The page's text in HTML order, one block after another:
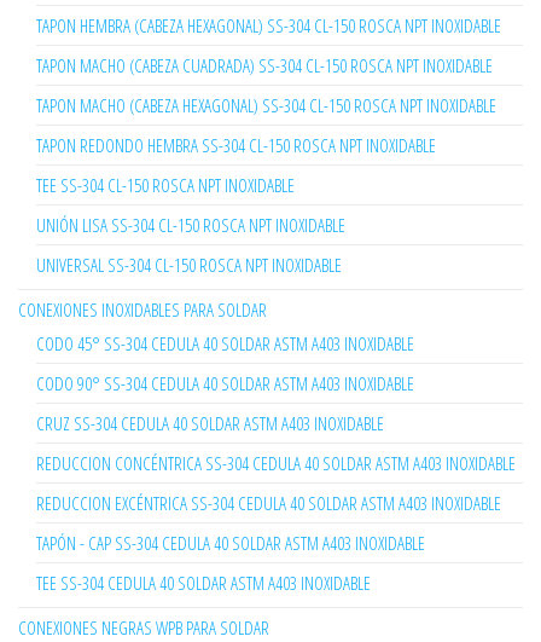
TAPON HEMBRA (CABEZA HEXAGONAL) SS-304 CL-150 ROSCA NPT INOXIDABLE
TAPON MACHO (CABEZA CUADRADA) SS-304 CL-150 ROSCA NPT INOXIDABLE
TAPON MACHO (CABEZA HEXAGONAL) SS-304 CL-150 ROSCA NPT INOXIDABLE
TAPON REDONDO HEMBRA SS-304 CL-150 ROSCA NPT INOXIDABLE
TEE SS-304 CL-150 ROSCA NPT INOXIDABLE
UNIÓN LISA SS-304 CL-150 ROSCA NPT INOXIDABLE
UNIVERSAL SS-304 CL-150 ROSCA NPT INOXIDABLE
CONEXIONES INOXIDABLES PARA SOLDAR
CODO 45° SS-304 CEDULA 40 SOLDAR ASTM A403 INOXIDABLE
CODO 90° SS-304 CEDULA 40 SOLDAR ASTM A403 INOXIDABLE
CRUZ SS-304 CEDULA 40 SOLDAR ASTM A403 INOXIDABLE
REDUCCION CONCÉNTRICA SS-304 CEDULA 40 SOLDAR ASTM A403 INOXIDABLE
REDUCCION EXCÉNTRICA SS-304 CEDULA 40 SOLDAR ASTM A403 INOXIDABLE
TAPÓN - CAP SS-304 CEDULA 40 SOLDAR ASTM A403 INOXIDABLE
TEE SS-304 CEDULA 40 SOLDAR ASTM A403 INOXIDABLE
CONEXIONES NEGRAS WPB PARA SOLDAR